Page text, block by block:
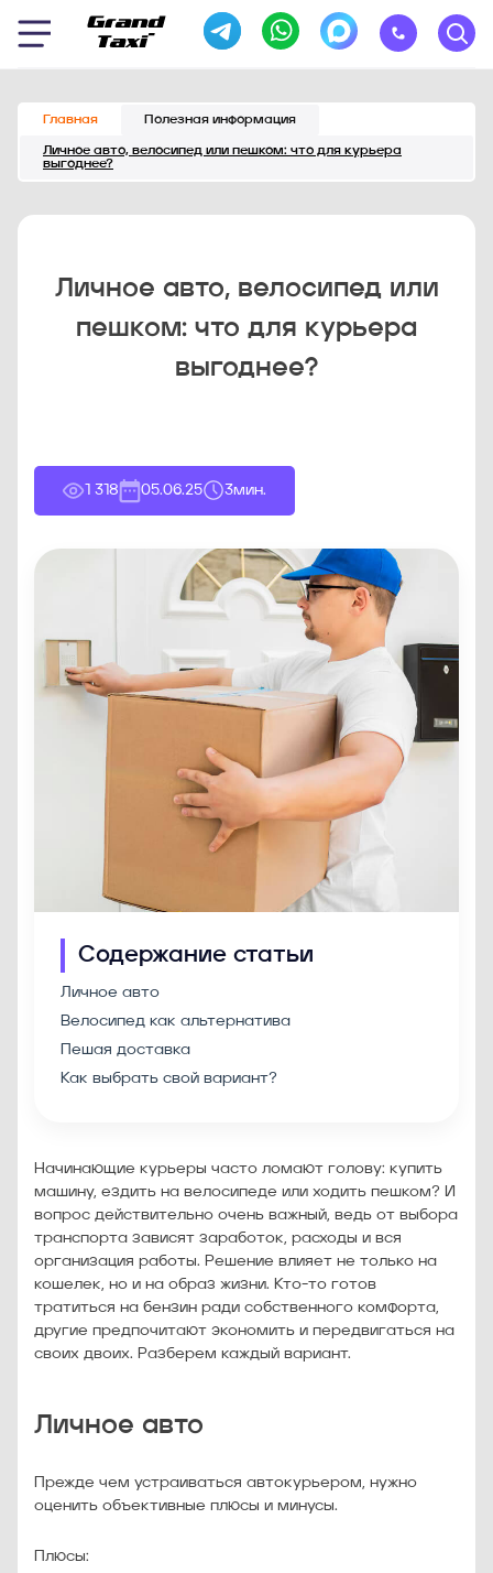
Главная Полезная информация
Личное авто, велосипед или пешком: что для курьера
выгоднее?
Личное авто, велосипед или
пешком: что для курьера
выгоднее?
1 318 05.06.25 3мин.
Содержание статьи
Личное авто
Велосипед как альтернатива
Пешая доставка
Как выбрать свой вариант?
Начинающие курьеры часто ломают голову: купить
машину, ездить на велосипеде или ходить пешком? И
вопрос действительно очень важный, ведь от выбора
транспорта зависят заработок, расходы и вся
организация работы. Решение влияет не только на
кошелек, но и на образ жизни. Кто-то готов
тратиться на бензин ради собственного комфорта,
другие предпочитают экономить и передвигаться на
своих двоих. Разберем каждый вариант.
Личное авто
Прежде чем устраиваться автокурьером, нужно
оценить объективные плюсы и минусы.
Плюсы: